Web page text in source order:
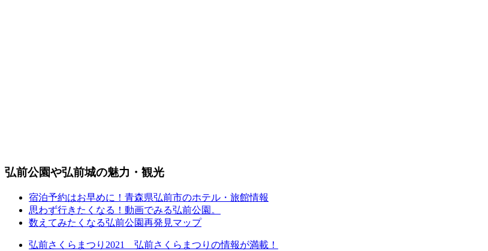
弘前公園や弘前城の魅力・観光
宿泊予約はお早めに！青森県弘前市のホテル・旅館情報
思わず行きたくなる！動画でみる弘前公園。
数えてみたくなる弘前公園再発見マップ
弘前さくらまつり2021 弘前さくらまつりの情報が満載！